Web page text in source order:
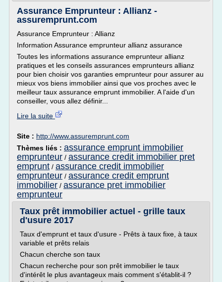
Assurance Emprunteur : Allianz -
assuremprunt.com
Assurance Emprunteur : Allianz
Information Assurance emprunteur allianz assurance
Toutes les informations assurance emprunteur allianz
pratiques et les conseils assurances emprunteurs allianz
pour bien choisir vos garanties emprunteur pour assurer au
mieux vos biens immobilier ainsi que vos proches avec le
meilleur taux assurance emprunt immobilier. A l'aide d'un
conseiller, vous allez définir...
Lire la suite
Site : http://www.assuremprunt.com
Thèmes liés : assurance emprunt immobilier
emprunteur / assurance credit immobilier pret
emprunt / assurance credit immobilier
emprunteur / assurance credit emprunt
immobilier / assurance pret immobilier
emprunteur
Taux prêt immobilier actuel - grille taux
d'usure 2017
Taux d'emprunt et taux d'usure - Prêts à taux fixe, à taux
variable et prêts relais
Chacun cherche son taux
Chacun recherche pour son prêt immobilier le taux
d'intérêt le plus avantageux mais comment s'établit-il ?